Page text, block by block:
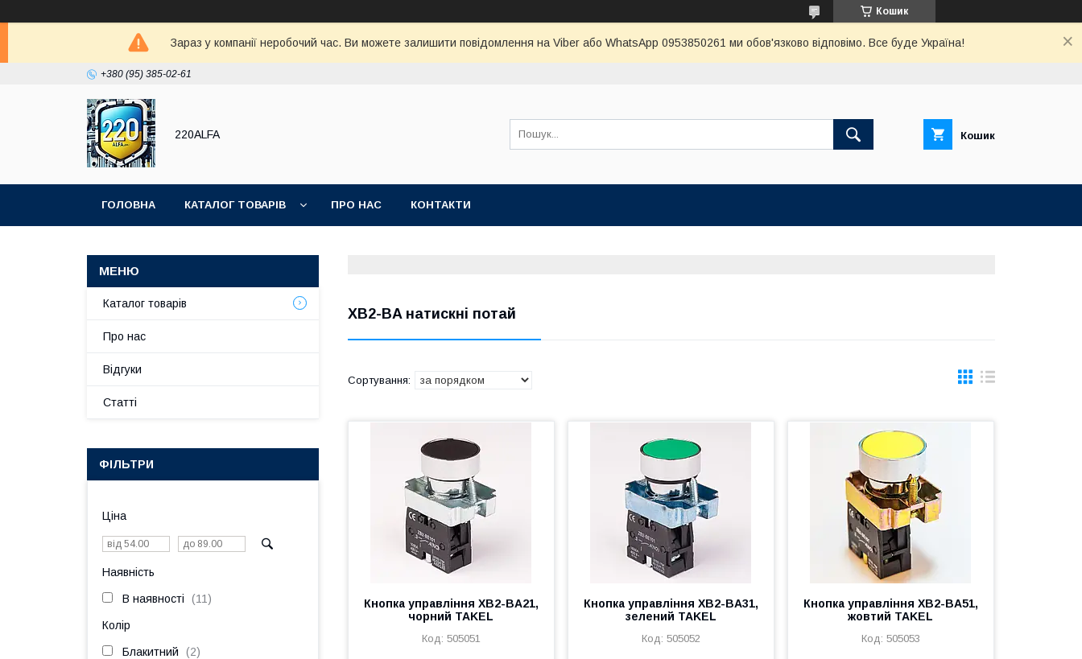
Кошик
Зараз у компанії неробочий час. Ви можете залишити повідомлення на Viber або WhatsApp 0953850261 ми обов'язково відповімо. Все буде Україна!
+380 (95) 385-02-61
220ALFA Кошик
ГОЛОВНА КАТАЛОГ ТОВАРІВ ПРО НАС КОНТАКТИ
XB2-BA натискні потай
Кнопка управління XB2-BA21,
чорний TAKEL
505051
Кнопка управління XB2-BA31,
зелений TAKEL
505052
Кнопка управління XB2-BA51,
жовтий TAKEL
505053
Каталог товарів
Про нас
Відгуки
Статті
ФІЛЬТРИ
Ціна
Наявність
В наявності 11
Колір
Блакитний 2